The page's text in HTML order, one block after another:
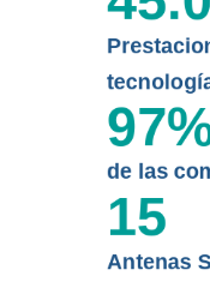
de las
97
Antenas
15